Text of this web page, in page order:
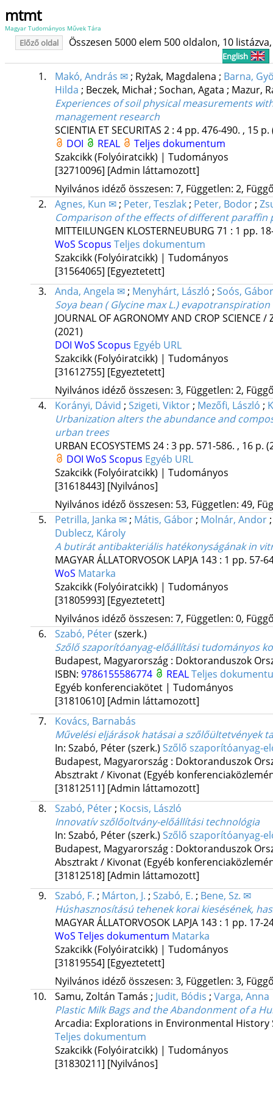
mtmt
Magyar Tudományos Művek Tára
Előző oldal Összesen 5000 elem 500 oldalon, 10
English
1. Makó, András ✉; Ryżak, Magdalena ; Barna,
Hilda ; Beczek, Michał; Sochan, Agata ; Mazur,
Experiences of soil physical measurements
management research
SCIENTIA ET SECURITAS 2: 4 pp. 476-490. , 15 p.
DOI
REAL
Teljes dokumentum
Szakcikk (Folyóiratcikk) | Tudományos
[32710096] [Admin láttamozott]
Nyilvános idéző összesen: 7, Független: 2,
2.
Agnes, Kun ✉; Peter, Teszlak; Peter, Bodor;
Comparison of the effects of different
MITTEILUNGEN KLOSTERNEUBURG 71 : 1 pp.
WoS Scopus Teljes dokumentum
Szakcikk (Folyóiratcikk) | Tudományos
[31564065] [Egyeztetett]
3.
Anda, Angela ✉; Menyhárt, László ; Soós, Gábor
Soya bean ( Glycine max L.)
JOURNAL OF AGRONOMY AND CROP SCIENCE
(2021)
DOI WoS Scopus Egyéb URL
Szakcikk (Folyóiratcikk) | Tudományos
[31612755] [Egyeztetett]
Nyilvános idéző összesen: 3, Független: 2,
4.
Korányi, Dávid ; Szigeti, Viktor; Mezőfi, László ;
Urbanization alters the abundance and
urban trees
URBAN ECOSYSTEMS 24: 3 pp. 571-586. , 16 p.
DOI WoS Scopus Egyéb URL
Szakcikk (Folyóiratcikk) | Tudományos
[31618443] [Nyilvános]
Nyilvános idéző összesen: 53, Független: 49,
5.
Petrilla, Janka ✉; Mátis, Gábor; Molnár, Andor
Dublecz, Károly
A butirát antibakteriális hatékonyságának in
MAGYAR ÁLLATORVOSOK LAPJA 143: 1 pp. 57-
WoS Matarka
Szakcikk (Folyóiratcikk) | Tudományos
[31805993] [Egyeztetett]
Nyilvános idéző összesen: 7, Független: 0,
6.
Szabó, Péter(szerk.)
Szőlő szaporítóanyag-előállítási tudományos
Budapest, Magyarország : Doktoranduszok
ISBN: 9786155586774 REALTeljes
Egyéb konferenciakötet | Tudományos
[31810610] [Admin láttamozott]
7.
Kovács, Barnabás
Művelési eljárások hatásai a szőlőültetvények
In: Szabó, Péter (szerk.) Szőlő szaporítóanyag-
Budapest, Magyarország : Doktoranduszok
Absztrakt / Kivonat (Egyéb
[31812511] [Admin láttamozott]
8.
Szabó, Péter; Kocsis, László
Innovatív szőlőoltvány-előállítási technológia
In: Szabó, Péter (szerk.) Szőlő szaporítóanyag-
Budapest, Magyarország : Doktoranduszok
Absztrakt / Kivonat (Egyéb
[31812518] [Admin láttamozott]
9.
Szabó, F. ; Márton, J. ; Szabó, E. ; Bene, Sz. ✉
Húshasznosítású tehenek korai kiesésének,
MAGYAR ÁLLATORVOSOK LAPJA 143: 1 pp. 17-
WoS Teljes dokumentum Matarka
Szakcikk (Folyóiratcikk) | Tudományos
[31819554] [Egyeztetett]
Nyilvános idéző összesen: 3, Független: 3,
10.
Samu, Zoltán Tamás ; Judit, Bódis ; Varga, Anna
Plastic Milk Bags and the Abandonment of a
Arcadia: Explorations in Environmental History
Teljes dokumentum
Szakcikk (Folyóiratcikk) | Tudományos
[31830211] [Nyilvános]